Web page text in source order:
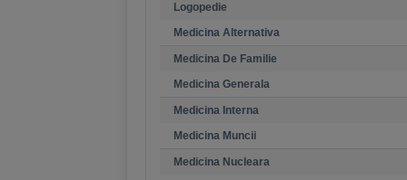
Logopedie
Medicina Alternativa
Medicina De Familie
Medicina Generala
Medicina Interna
Medicina Muncii
Medicina Nucleara